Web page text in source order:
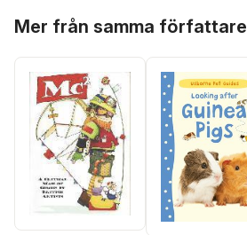
Mer från samma författare